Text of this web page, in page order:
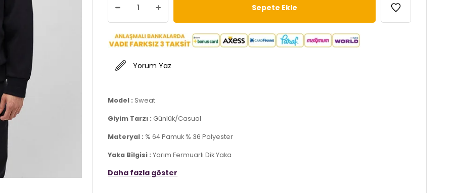
Yorum Yaz
Model : Sweat
Giyim Tarzı : Günlük/Casual
Materyal : % 64 Pamuk % 36 Polyester
Yaka Bilgisi : Yarım Fermuarlı Dik Yaka
Kol Bilgisi :Uzun Kol
Daha fazla göster